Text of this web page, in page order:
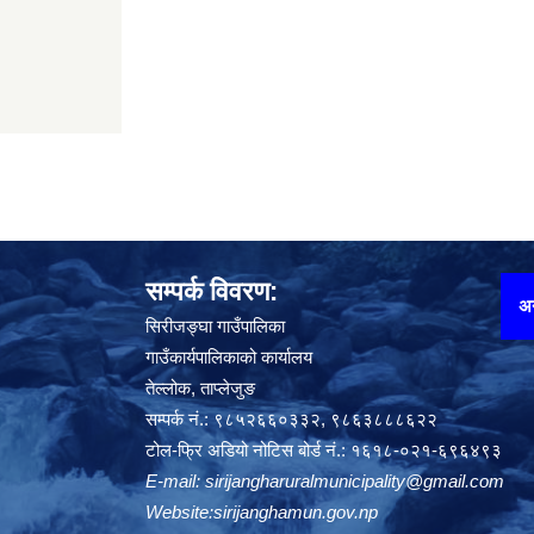
अनलाइन घटना दर्ता गर्न यहाँ
सम्पर्क विवरण:
सिरीजङ्घा गाउँपालिका
गाउँकार्यपालिकाको कार्यालय
तेल्लोक, ताप्लेजुङ
सम्पर्क नं.: ९८५२६६०३३२, ९८६३८८८६२२
टोल-फ्रि अडियो नोटिस बोर्ड नं.: १६१८-०२१-६९६४९३
E-mail:sirijangharuralmunicipality@gmail.com
Website:sirijanghamun.gov.np